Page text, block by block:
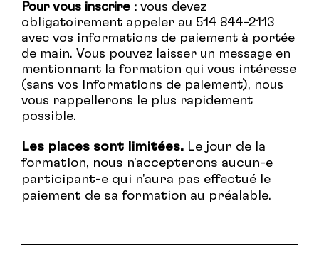
Pour vous inscrire : vous devez
obligatoirement appeler au 514 844-2113
avec vos informations de paiement à portée
de main. Vous pouvez laisser un message en
mentionnant la formation qui vous intéresse
(sans vos informations de paiement), nous
vous rappellerons le plus rapidement
possible.
Les places sont limitées. Le jour de la
formation, nous n'accepterons aucun-e
participant-e qui n'aura pas effectué le
paiement de sa formation au préalable.